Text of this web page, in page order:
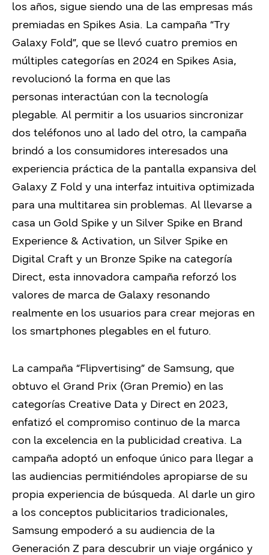
los años, sigue siendo una de las empresas más
premiadas en Spikes Asia. La campaña “Try
Galaxy Fold”, que se llevó cuatro premios en
múltiples categorías en 2024 en Spikes Asia,
revolucionó la forma en que las
personas interactúan con la tecnología
plegable. Al permitir a los usuarios sincronizar
dos teléfonos uno al lado del otro, la campaña
brindó a los consumidores interesados una
experiencia práctica de la pantalla expansiva del
Galaxy Z Fold y una interfaz intuitiva optimizada
para una multitarea sin problemas. Al llevarse a
casa un Gold Spike y un Silver Spike en Brand
Experience & Activation, un Silver Spike en
Digital Craft y un Bronze Spike na categoría
Direct, esta innovadora campaña reforzó los
valores de marca de Galaxy resonando
realmente en los usuarios para crear mejoras en
los smartphones plegables en el futuro.
La campaña “Flipvertising” de Samsung, que
obtuvo el Grand Prix (Gran Premio) en las
categorías Creative Data y Direct en 2023,
enfatizó el compromiso continuo de la marca
con la excelencia en la publicidad creativa. La
campaña adoptó un enfoque único para llegar a
las audiencias permitiéndoles apropiarse de su
propia experiencia de búsqueda. Al darle un giro
a los conceptos publicitarios tradicionales,
Samsung empoderó a su audiencia de la
Generación Z para descubrir un viaje orgánico y